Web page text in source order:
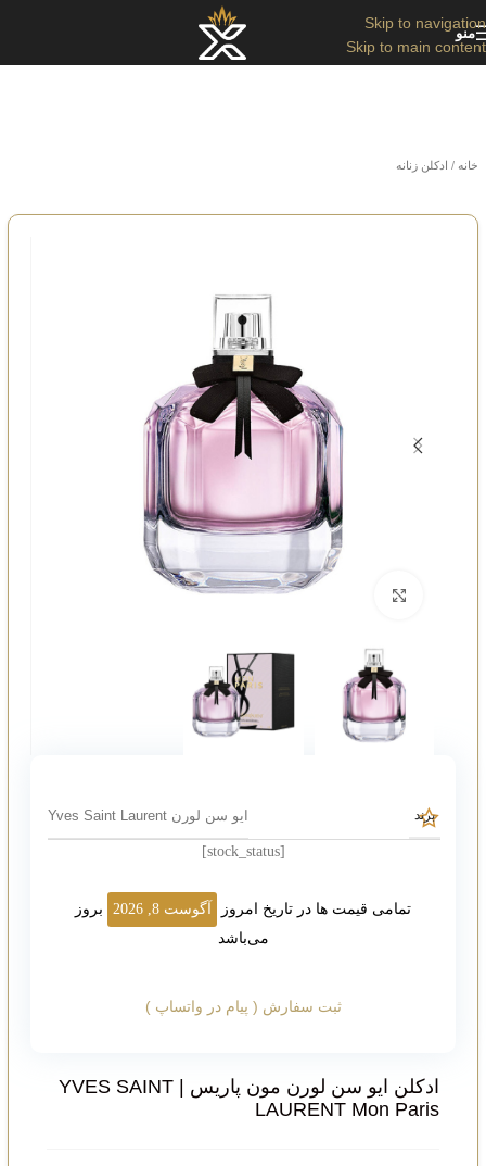
Skip to navigation
Skip to main content
منو
خانه / ادکلن زنانه
بزرگنمایی تصویر
ادکلن ایو سن لورن مون پاریس | YVES SAINT
LAURENT Mon Paris
برند ایو سن لورن Yves Saint Laurent
[stock_status]
تمامی قیمت ها در تاریخ امروز آگوست 8, 2026
بروز
می‌باشد
ثبت سفارش ( پیام در واتساپ )